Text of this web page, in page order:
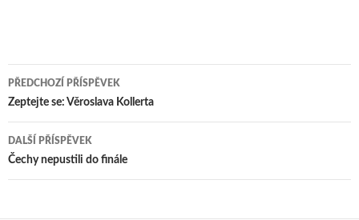
Navigace
pro
příspěvek
PŘEDCHOZÍ PŘÍSPĚVEK
Zeptejte se: Věroslava Kollerta
DALŠÍ PŘÍSPĚVEK
Čechy nepustili do finále